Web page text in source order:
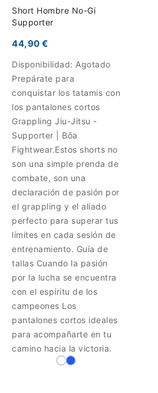
Short Hombre No-Gi
Supporter
44,90 €
Disponibilidad: Agotado
Prepárate para
conquistar los tatamis con
los pantalones cortos
Grappling Jiu-Jitsu -
Supporter | Bōa
Fightwear.Estos shorts no
son una simple prenda de
combate, son una
declaración de pasión por
el grappling y el aliado
perfecto para superar tus
límites en cada sesión de
entrenamiento. Guía de
tallas Cuando la pasión
por la lucha se encuentra
con el espíritu de los
campeones Los
pantalones cortos ideales
para acompañarte en tu
camino hacia la victoria.